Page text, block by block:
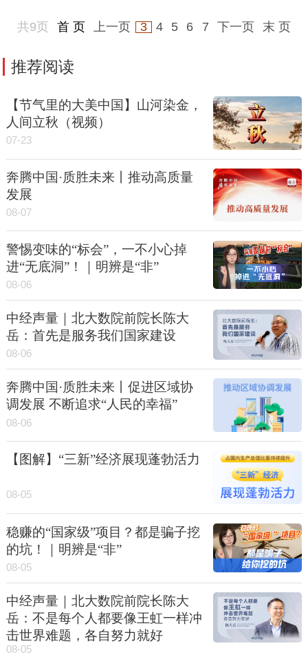
共9页 首 页 上一页 3 4 5 6 7 下一页 末 页
推荐阅读
【节气里的大美中国】山河染金，
人间立秋（视频）
07-23
奔腾中国·质胜未来丨推动高质量
发展
08-07
警惕变味的“标会”，一不小心掉
进“无底洞”！｜明辨是“非”
08-06
中经声量｜北大数院前院长陈大
岳：首先是服务我们国家建设
08-06
奔腾中国·质胜未来丨促进区域协
调发展 不断追求“人民的幸福”
08-06
【图解】“三新”经济展现蓬勃活力
08-05
稳赚的“国家级”项目？都是骗子挖
的坑！｜明辨是“非”
08-05
中经声量｜北大数院前院长陈大
岳：不是每个人都要像王虹一样冲
击世界难题，各自努力就好
08-05